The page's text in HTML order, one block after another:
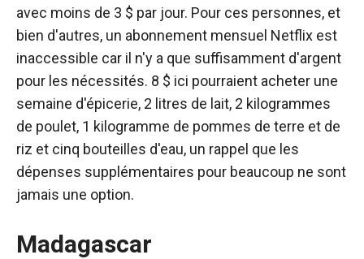
avec moins de 3 $ par jour. Pour ces personnes, et
bien d'autres, un abonnement mensuel Netflix est
inaccessible car il n'y a que suffisamment d'argent
pour les nécessités. 8 $ ici pourraient acheter une
semaine d'épicerie, 2 litres de lait, 2 kilogrammes
de poulet, 1 kilogramme de pommes de terre et de
riz et cinq bouteilles d'eau, un rappel que les
dépenses supplémentaires pour beaucoup ne sont
jamais une option.
Madagascar